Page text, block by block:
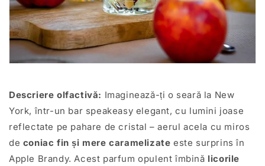
Descriere olfactivă: Imaginează-ți o seară la New
York, într-un bar speakeasy elegant, cu lumini joase
reflectate pe pahare de cristal – aerul acela cu miros
de coniac fin și mere caramelizate este surprins în
Apple Brandy. Acest parfum opulent îmbină licorile